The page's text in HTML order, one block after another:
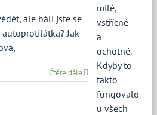
ale báli jste se
Jak
Čtěte dále
milé,
vstřícné
a
ochotné.
Kdyby to
takto
fungovalo
u všech